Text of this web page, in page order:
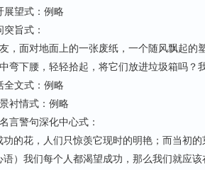
望式：例略
旨式：
面对地面上的一张废纸，一个随风飘起的
弯下腰，轻轻拾起，将它们放进垃圾箱吗
文式：例略
情式：例略
警句深化中心式：
花，人们只惊羡它现时的明艳；而当初的
语）我们每个人都渴望成功，那么我们就应